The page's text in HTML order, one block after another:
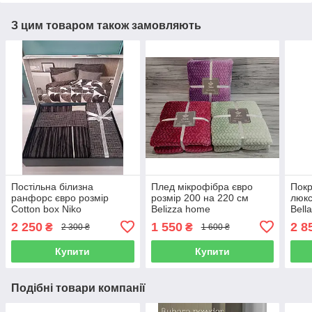
З цим товаром також замовляють
Постільна білизна
ранфорс євро розмір
Cotton box Niko
2 250 ₴ 2 300 ₴
Купити
Плед мікрофібра євро
розмір 200 на 220 см
Belizza home
1 550₴ 1 600 ₴
Купити
2
Подібні товари компанії